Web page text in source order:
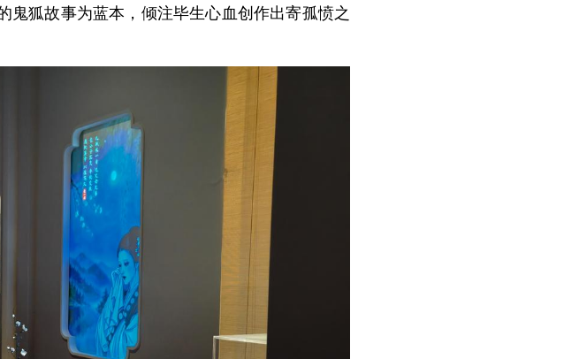
鬼狐故事为蓝本，倾注毕生心血创作出寄孤愤之